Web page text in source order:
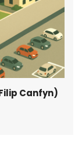
Canfyn)